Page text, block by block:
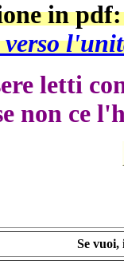
in
letti
non ce
Se vuoi,